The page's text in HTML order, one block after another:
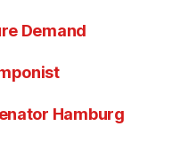
Demand
Hamburg